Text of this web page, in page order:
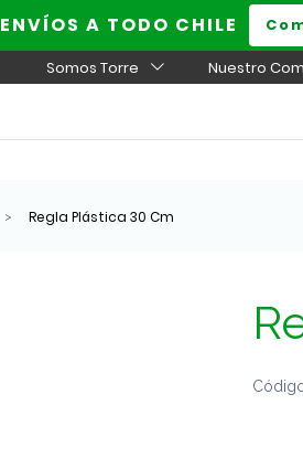
ENVÍOS A TODO CHILE
Somos Torre Nuestro
Regla Plástica 30 Cm